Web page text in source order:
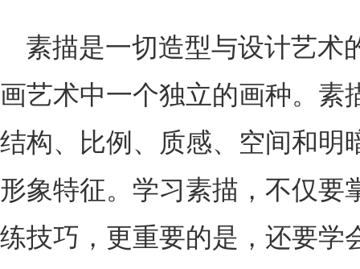
素描是一切造型与设计艺术
画艺术中一个独立的画种。素
结构、比例、质感、空间和明
形象特征。学习素描，不仅要
练技巧，更重要的是，还要学